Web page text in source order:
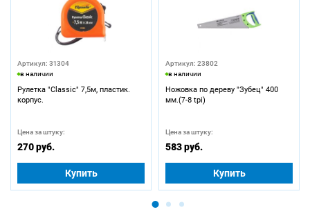
Артикул: 31304
в наличии
Рулетка "Classic" 7,5м, пластик.
корпус.
Цена за штуку:
270 руб.
Купить
Артикул: 23802
в наличии
Ножовка по дереву "Зубец" 400
мм.(7-8 tpi)
Цена за штуку:
583 руб.
Купить